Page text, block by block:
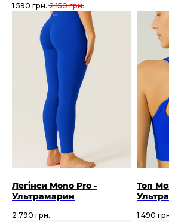
1 590 грн. 2 150 грн.
Легінси Mono Pro -
Ультрамарин
2 790 грн.
Топ
1 490